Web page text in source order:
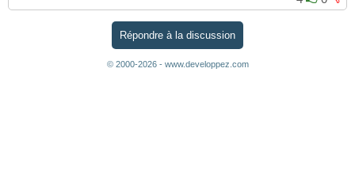
Répondre à la discussion
© 2000-2026 - www.developpez.com